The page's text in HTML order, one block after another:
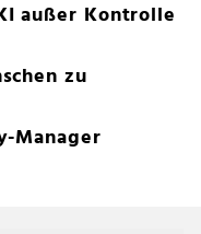
außer Kontrolle
zu
Manager